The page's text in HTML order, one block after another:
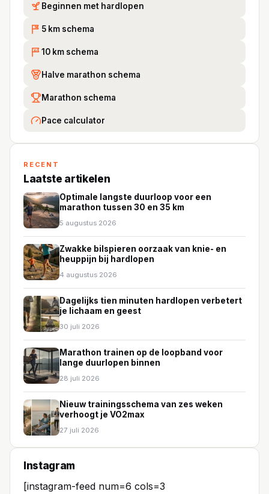
Beginnen met hardlopen
5K 5 km schema
10 10 km schema
Halve marathon schema
Marathon schema
Pace calculator
RECENT
Laatste artikelen
Optimale langste duurloop voor een
marathon tussen 30 en 35 km
5 augustus 2026
Zwakke bilspieren oorzaak van knie- en
heuppijn bij hardlopen
4 augustus 2026
Dagelijks tien minuten hardlopen verbetert
je lichaam en geest
30 juli 2026
Marathon trainen op de loopband voor
lange duurlopen binnen
28 juli 2026
Nieuw trainingsschema van zes weken
verhoogt je VO2max
27 juli 2026
Instagram
[instagram-feed num=6 cols=3